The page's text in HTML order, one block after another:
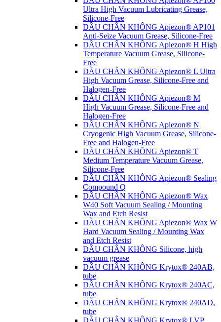
Ultra High Vacuum Lubricating Grease,
Silicone-Free
DẦU CHÂN KHÔNG Apiezon® AP101
Anti-Seize Vacuum Grease, Silicone-Free
DẦU CHÂN KHÔNG Apiezon® H High
Temperature Vacuum Grease, Silicone-
Free
DẦU CHÂN KHÔNG Apiezon® L Ultra
High Vacuum Grease, Silicone-Free and
Halogen-Free
DẦU CHÂN KHÔNG Apiezon® M
High Vacuum Grease, Silicone-Free and
Halogen-Free
DẦU CHÂN KHÔNG Apiezon® N
Cryogenic High Vacuum Grease, Silicone-
Free and Halogen-Free
DẦU CHÂN KHÔNG Apiezon® T
Medium Temperature Vacuum Grease,
Silicone-Free
DẦU CHÂN KHÔNG Apiezon® Sealing
Compound Q
DẦU CHÂN KHÔNG Apiezon® Wax
W40 Soft Vacuum Sealing / Mounting
Wax and Etch Resist
DẦU CHÂN KHÔNG Apiezon® Wax W
Hard Vacuum Sealing / Mounting Wax
and Etch Resist
DẦU CHÂN KHÔNG Silicone, high
vacuum grease
DẦU CHÂN KHÔNG Krytox® 240AB,
tube
DẦU CHÂN KHÔNG Krytox® 240AC,
tube
DẦU CHÂN KHÔNG Krytox® 240AD,
tube
DẦU CHÂN KHÔNG Krytox® LVP,